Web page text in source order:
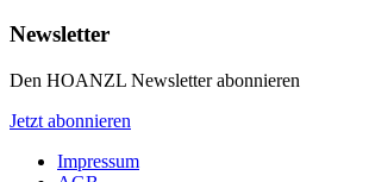
Newsletter
Den HOANZL Newsletter abonnieren
Jetzt abonnieren
Impressum